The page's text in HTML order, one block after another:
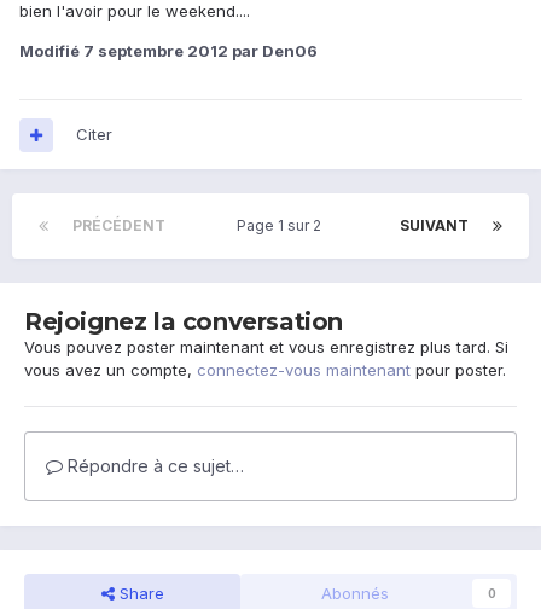
bien l'avoir pour le weekend....
Modifié 7 septembre 2012 par Den06
Citer
PRÉCÉDENT SUIVANT
Page 1 sur 2
Rejoignez la conversation
Vous pouvez poster maintenant et vous enregistrez plus tard. Si
vous avez un compte, connectez-vous maintenant pour poster.
Répondre à ce sujet…
Share Abonnés 0